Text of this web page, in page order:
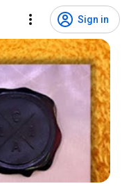
Sign in